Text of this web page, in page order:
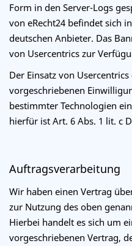
Form in den Server-Logs
von eRecht24 befindet sich
deutschen Anbieter. Das
von Usercentrics zur
Der Einsatz von
vorgeschriebenen
bestimmter Technologien
hierfür ist Art. 6 Abs. 1 lit. c
Auftragsverarbeitung
Wir haben einen Vertrag
zur Nutzung des oben
Hierbei handelt es sich um
vorgeschriebenen Vertrag,